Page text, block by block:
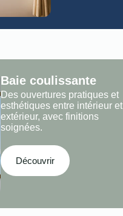
Baie coulissante
Des ouvertures pratiques et
esthétiques entre intérieur et
extérieur, avec finitions
soignées.
Découvrir